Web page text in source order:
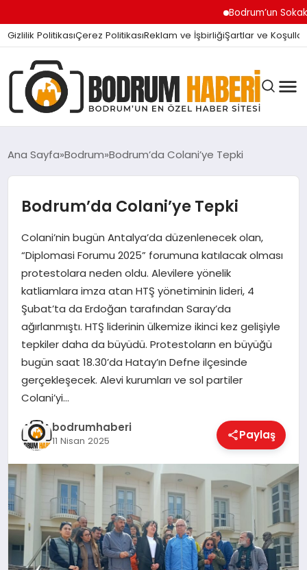
Bodrum’un Sokak
Gizlilik PolitikasıÇerez PolitikasıReklam ve İşbirliğiŞartlar ve Koşullar
SIYASET
MAGAZIN
KÖŞE YAZILARI
YAŞAM
SPOR
MUĞLA
☰
Ana Sayfa Bodrum Bodrum’da Colani’ye Tepki
Bodrum’da Colani’ye Tepki
Colani’nin bugün Antalya’da düzenlenecek olan,
“Diplomasi Forumu 2025” forumuna katılacak olması
protestolara neden oldu. Alevilere yönelik
katliamlara imza atan HTŞ yönetiminin lideri, 4
Şubat’ta da Erdoğan tarafından Saray’da
ağırlanmıştı. HTŞ liderinin ülkemize ikinci kez gelişiyle
tepkiler daha da büyüdü. Protestoların en büyüğü
bugün saat 18.30’da Hatay’ın Defne ilçesinde
gerçekleşecek. Alevi kurumları ve sol partiler
Colani’yi…
bodrumhaberi
11 Nisan 2025 Paylaş